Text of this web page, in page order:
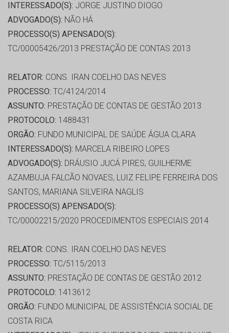
INTERESSADO(S): JORGE JUSTINO DIOGO
ADVOGADO(S): NÃO HÁ
PROCESSO(S) APENSADO(S):
TC/00005426/2013 PRESTAÇÃO DE CONTAS 2013
RELATOR: CONS. IRAN COELHO DAS NEVES
PROCESSO: TC/4124/2014
ASSUNTO: PRESTAÇÃO DE CONTAS DE GESTÃO 2013
PROTOCOLO: 1488431
ORGÃO: FUNDO MUNICIPAL DE SAÚDE ÁGUA CLARA
INTERESSADO(S): MARCELA RIBEIRO LOPES
ADVOGADO(S): DRÁUSIO JUCÁ PIRES, GUILHERME
AZAMBUJA FALCÃO NOVAES, LUIZ FELIPE FERREIRA DOS
SANTOS, MARIANA SILVEIRA NAGLIS
PROCESSO(S) APENSADO(S):
TC/00002215/2020 PROCEDIMENTOS ESPECIAIS 2014
RELATOR: CONS. IRAN COELHO DAS NEVES
PROCESSO: TC/5115/2013
ASSUNTO: PRESTAÇÃO DE CONTAS DE GESTÃO 2012
PROTOCOLO: 1413612
ORGÃO: FUNDO MUNICIPAL DE ASSISTÊNCIA SOCIAL DE
COSTA RICA